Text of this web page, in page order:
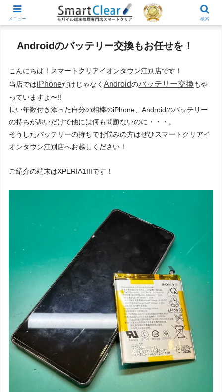
Androidのバッテリー交換もお任せを！
こんにちは！スマートクリアイオンタウン江別店です！
当店ではiPhoneだけじゃなくAndroidのバッテリー交換もや
っていますよ〜!!
長い年数付き添った自分の相棒のiPhone、Androidのバッテリー
の持ちが悪いだけで他には何も問題ないのに・・・。
そうしたバッテリーの持ちでお悩みの方はぜひスマートクリアイ
オンタウン江別店へお越しください！
ご紹介の端末はXPERIA1IIIです！
メニュー 検索